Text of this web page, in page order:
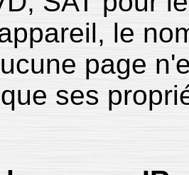
le
page
ses